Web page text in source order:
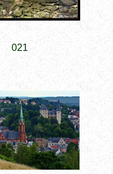
021